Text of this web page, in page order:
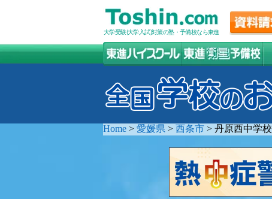
大学受験(大学入試)対策の塾・予備校なら東進
Home > 愛媛県 > 西条市 > 丹原西中学校